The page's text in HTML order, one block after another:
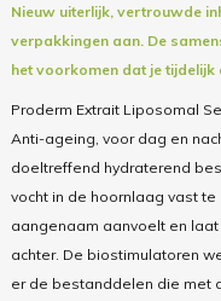
Nieuw uiterlijk, vertrouwde
verpakkingen aan. De
het voorkomen dat je
Proderm Extrait Liposomal
Anti-ageing, voor dag en
doeltreffend hydraterend
vocht in de hoornlaag vast
aangenaam aanvoelt en
achter. De biostimulatoren
er de bestanddelen die met